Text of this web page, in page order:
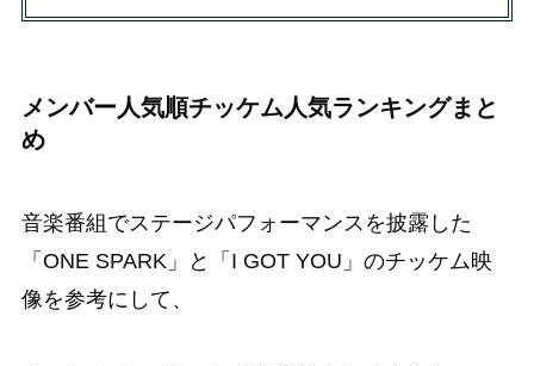
メンバー人気順チッケム人気ランキングまと
め
音楽番組でステージパフォーマンスを披露した
「ONE SPARK」と「I GOT YOU」のチッケム映
像を参考にして、